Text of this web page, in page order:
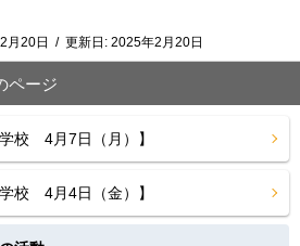
月20日 / 更新日: 2025年2月20日
ページ
校 4月7日（月）】
校 4月4日（金）】